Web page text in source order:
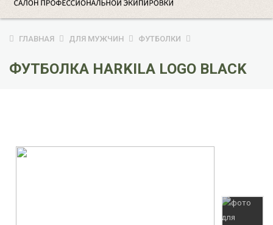
ГЛАВНАЯ ДЛЯ МУЖЧИН ФУТБОЛКИ
ФУТБОЛКА HARKILA LOGO BLACK